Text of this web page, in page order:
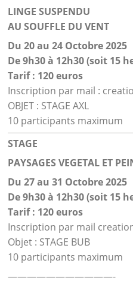
LINGE SUSPENDU
AU SOUFFLE DU VENT
Du 20 au 24 Octobre 2025
De 9h30 à 12h30 (soit 15
Tarif : 120 euros
Inscription par mail :
OBJET : STAGE AXL
10 participants maximum
STAGE
PAYSAGES VEGETAL ET
Du 27 au 31 Octobre 2025
De 9h30 à 12h30 (soit 15
Tarif : 120 euros
Inscription par mail
Objet : STAGE BUB
10 participants maximum
———————————-